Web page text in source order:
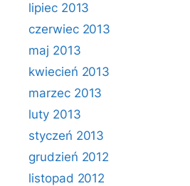
lipiec 2013
czerwiec 2013
maj 2013
kwiecień 2013
marzec 2013
luty 2013
styczeń 2013
grudzień 2012
listopad 2012